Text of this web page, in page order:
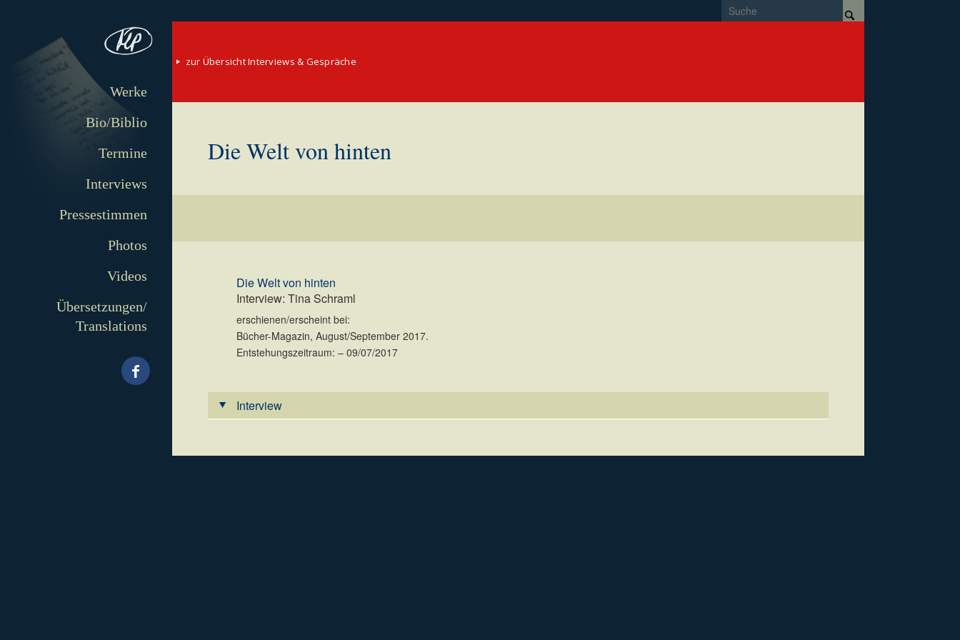
Werke
Bio/Biblio
Termine
Interviews
Pressestimmen
Photos
Videos
Übersetzungen/
Translations
zur Übersicht Interviews & Gespräche
Die Welt von hinten
Die Welt von hinten
Interview: Tina Schraml
erschienen/erscheint bei:
Bücher-Magazin, August/September 2017.
Entstehungszeitraum: – 09/07/2017
Interview